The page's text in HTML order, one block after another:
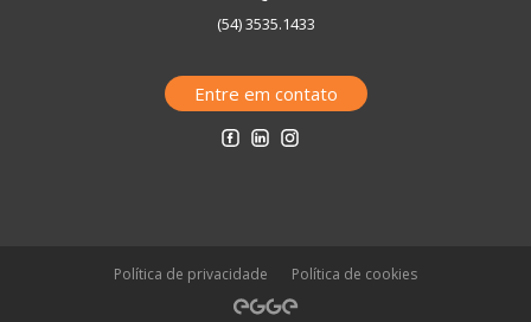
(54) 3535.1433
Entre em contato
Política de privacidade Política de cookies